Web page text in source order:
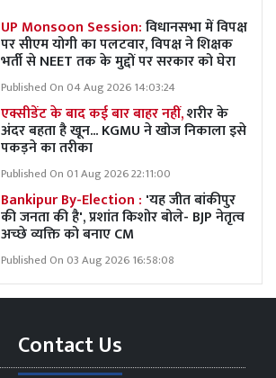
UP Monsoon Session:विधानसभा में विपक्ष
पर सीएम योगी का पलटवार, विपक्ष ने शिक्षक
भर्ती से NEET तक के मुद्दों पर सरकार को घेरा
Published On 04 Aug 2026 14:03:24
एक्सीडेंट के बाद कई बार बाहर नहीं,शरीर के
अंदर बहता है खून... KGMU ने खोज निकाला इसे
पकड़ने का तरीका
Published On 01 Aug 2026 22:11:00
Bankipur By-Election : 'यह जीत बांकीपुर
की जनता की है', प्रशांत किशोर बोले- BJP नेतृत्व
अच्छे व्यक्ति को बनाए CM
Published On 03 Aug 2026 16:58:08
Contact Us